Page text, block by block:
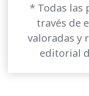
* Todas las
través de
valoradas y
editorial